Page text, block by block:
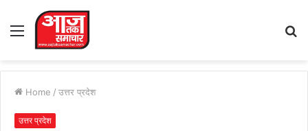
Menu
Home / उत्तर प्रदेश
उत्तर प्रदेश